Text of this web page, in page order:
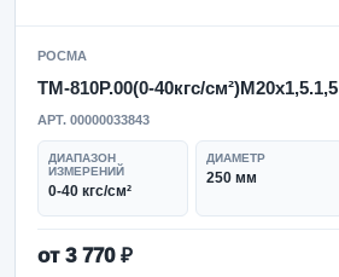
РОСМА
ТМ-810Р.00(0-40кгс/см²)M20x1,5.1,5
АРТ. 00000033843
ДИАПАЗОН
ИЗМЕРЕНИЙ
0-40 кгс/см²
ДИАМЕТР
250 мм
от 3 770 ₽